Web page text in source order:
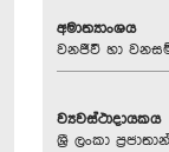
අමාත්‍යාංශය
වනජීවී හා
ව්‍යවස්ථාදායකය
ශ්‍රී ලංකා